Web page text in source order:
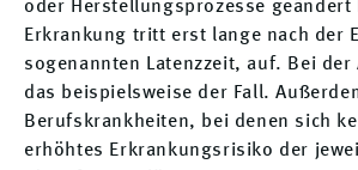
oder Herstellungsprozesse geändert
Erkrankung tritt erst lange nach der
sogenannten Latenzzeit, auf. Bei der
das beispielsweise der Fall.
Berufskrankheiten, bei denen sich
erhöhtes Erkrankungsrisiko der